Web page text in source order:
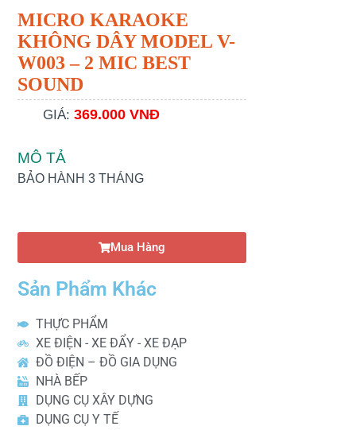
MICRO KARAOKE
KHÔNG DÂY MODEL V-
W003 – 2 MIC BEST
SOUND
GIÁ: 369.000 VNĐ
MÔ TẢ
BẢO HÀNH 3 THÁNG
Mua Hàng
Sản Phẩm Khác
THỰC PHẨM
XE ĐIỆN - XE ĐẨY - XE ĐẠP
ĐỒ ĐIỆN – ĐỒ GIA DỤNG
NHÀ BẾP
DỤNG CỤ XÂY DỰNG
DỤNG CỤ Y TẾ